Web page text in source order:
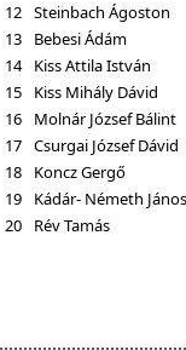
12 Steinbach Ágoston
13
Bebesi Ádám
14 Kiss Attila István
15
Kiss Mihály Dávid
16
Molnár József Bálint
17 Csurgai József Dávid
18
Koncz Gergő
19
Kádár- Németh János
20
Rév Tamás